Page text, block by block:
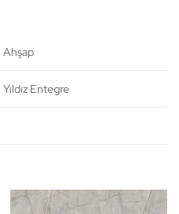
Ahşap
Yıldız Entegre